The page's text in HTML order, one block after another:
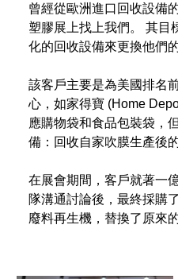
曾經從歐洲進口回收設備
塑膠展上找上我們。 其目
化的回收設備來更換他們
該客戶主要是為美國排名
心，如家得寶 (Home
應購物袋和食品包裝袋，
備：回收自家吹膜生產後
在展會期間，客戶就著一
隊溝通討論後，最終採購
廢料再生機，替換了原來